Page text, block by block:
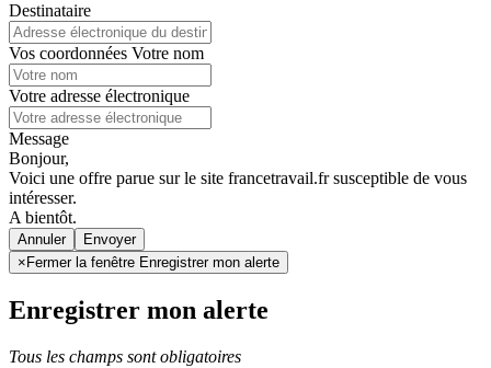
Destinataire
Vos coordonnées Votre nom
Votre adresse électronique
Message
Bonjour,
Voici une offre parue sur le site francetravail.fr susceptible de vous
intéresser.
A bientôt.
Annuler
× Fermer la fenêtre Enregistrer mon alerte
Enregistrer mon alerte
Tous les champs sont obligatoires